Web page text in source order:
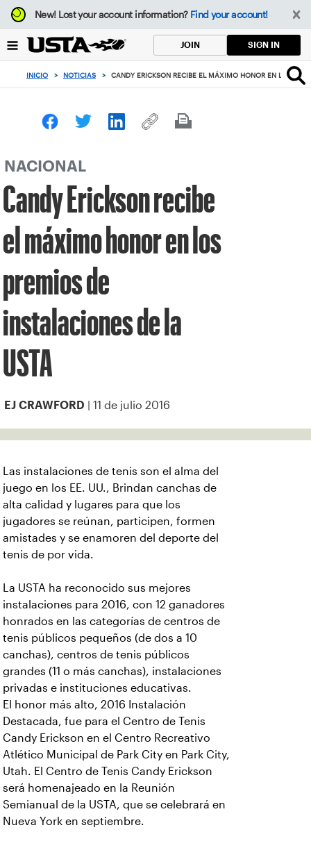
Enfoque
desde
botón
volver
principio
New!Lost your account information? Find your account!
JOIN SIGN IN
INICIO > NOTICIAS > CANDY ERICKSON RECIBE EL MÁXIMO HONOR EN LOS
NACIONAL
Candy Erickson recibe
el máximo honor en los
premios de
instalaciones de la
USTA
EJ CRAWFORD | 11 de julio 2016
Las instalaciones de tenis son el alma del
juego en los EE. UU., Brindan canchas de
alta calidad y lugares para que los
jugadores se reúnan, participen, formen
amistades y se enamoren del deporte del
tenis de por vida.
La USTA ha reconocido sus mejores
instalaciones para 2016, con 12 ganadores
honrados en las categorías de centros de
tenis públicos pequeños (de dos a 10
canchas), centros de tenis públicos
grandes (11 o más canchas), instalaciones
privadas e instituciones educativas.
El honor más alto, 2016 Instalación
Destacada, fue para el Centro de Tenis
Candy Erickson en el Centro Recreativo
Atlético Municipal de Park City en Park City,
Utah. El Centro de Tenis Candy Erickson
será homenajeado en la Reunión
Semianual de la USTA, que se celebrará en
Nueva York en septiembre.